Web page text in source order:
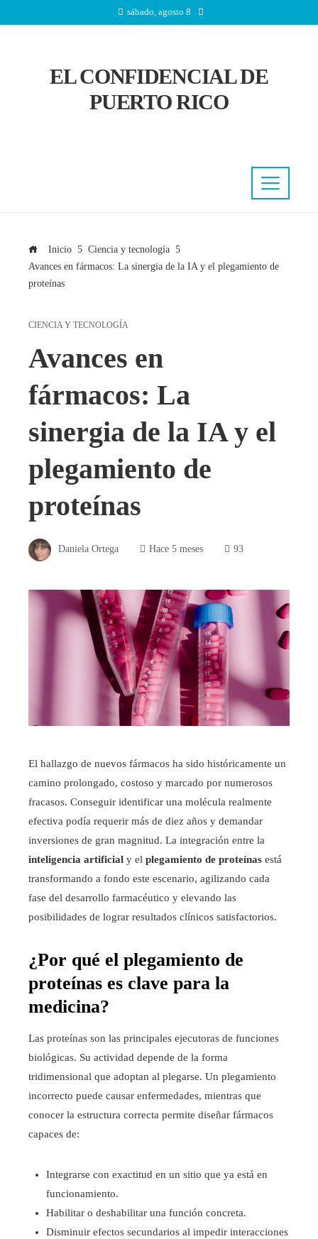
sábado, agosto 8
EL CONFIDENCIAL DE
PUERTO RICO
Inicio
Ciencia y tecnología
Avances en fármacos: La sinergia de la IA y el plegamiento de
proteínas
CIENCIA Y TECNOLOGÍA
Avances en
fármacos: La
sinergia de la IA y el
plegamiento de
proteínas
Daniela Ortega Hace 5 meses 93
El hallazgo de nuevos fármacos ha sido históricamente un
camino prolongado, costoso y marcado por numerosos
fracasos. Conseguir identificar una molécula realmente
efectiva podía requerir más de diez años y demandar
inversiones de gran magnitud. La integración entre la
inteligencia artificial y el plegamiento de proteínas está
transformando a fondo este escenario, agilizando cada
fase del desarrollo farmacéutico y elevando las
posibilidades de lograr resultados clínicos satisfactorios.
¿Por qué el plegamiento de
proteínas es clave para la
medicina?
Las proteínas son las principales ejecutoras de funciones
biológicas. Su actividad depende de la forma
tridimensional que adoptan al plegarse. Un plegamiento
incorrecto puede causar enfermedades, mientras que
conocer la estructura correcta permite diseñar fármacos
capaces de:
Integrarse con exactitud en un sitio que ya está en
funcionamiento.
Habilitar o deshabilitar una función concreta.
Disminuir efectos secundarios al impedir interacciones